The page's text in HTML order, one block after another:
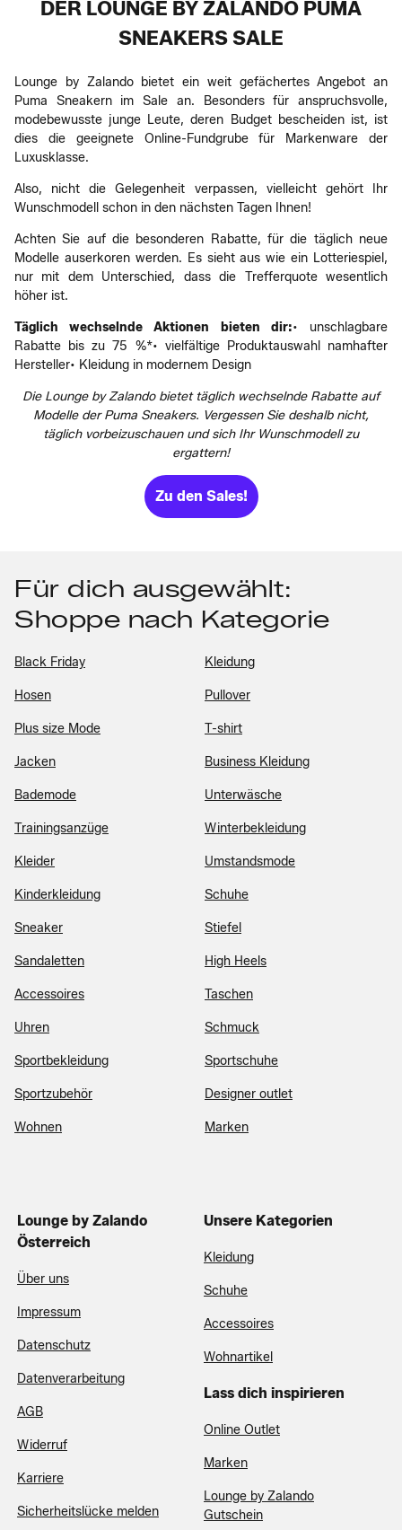
DER LOUNGE BY ZALANDO PUMA
SNEAKERS SALE
Lounge by Zalando bietet ein weit gefächertes Angebot an
Puma Sneakern im Sale an. Besonders für anspruchsvolle,
modebewusste junge Leute, deren Budget bescheiden ist, ist
dies die geeignete Online-Fundgrube für Markenware der
Luxusklasse.
Also, nicht die Gelegenheit verpassen, vielleicht gehört Ihr
Wunschmodell schon in den nächsten Tagen Ihnen!
Achten Sie auf die besonderen Rabatte, für die täglich neue
Modelle auserkoren werden. Es sieht aus wie ein Lotteriespiel,
nur mit dem Unterschied, dass die Trefferquote wesentlich
höher ist.
Täglich wechselnde Aktionen bieten dir:• unschlagbare
Rabatte bis zu 75 %*• vielfältige Produktauswahl namhafter
Hersteller• Kleidung in modernem Design
Die Lounge by Zalando bietet täglich wechselnde Rabatte auf
Modelle der Puma Sneakers. Vergessen Sie deshalb nicht,
täglich vorbeizuschauen und sich Ihr Wunschmodell zu
ergattern!
Zu den Sales!
Für dich ausgewählt:
Shoppe nach Kategorie
Black Friday Kleidung
Hosen Pullover
Plus size Mode T-shirt
Jacken Business Kleidung
Bademode Unterwäsche
Trainingsanzüge Winterbekleidung
Kleider Umstandsmode
Kinderkleidung Schuhe
Sneaker Stiefel
Sandaletten High Heels
Accessoires Taschen
Uhren Schmuck
Sportbekleidung Sportschuhe
Sportzubehör Designer outlet
Wohnen Marken
Lounge by Zalando
Österreich
Über uns
Impressum
Datenschutz
Datenverarbeitung
AGB
Widerruf
Karriere
Sicherheitslücke melden
Unsere Kategorien
Kleidung
Schuhe
Accessoires
Wohnartikel
Lass dich inspirieren
Online Outlet
Marken
Lounge by Zalando
Gutschein